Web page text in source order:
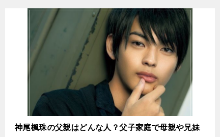
神尾楓珠の父親はどんな人？父子家庭で母親や兄妹